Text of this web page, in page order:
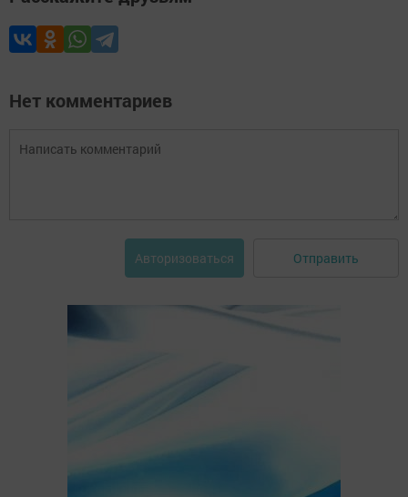
Нет комментариев
Авторизоваться Отправить